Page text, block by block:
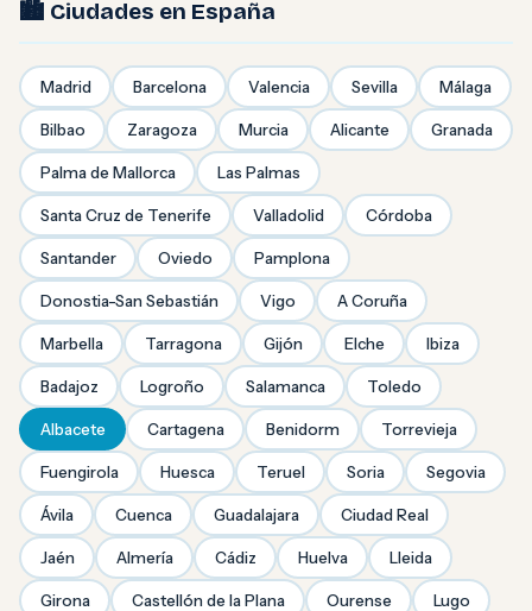
🏙️ Ciudades en España
Madrid Barcelona Valencia Sevilla Málaga
Bilbao Zaragoza Murcia Alicante Granada
Palma de Mallorca Las Palmas
Santa Cruz de Tenerife Valladolid Córdoba
Santander Oviedo Pamplona
Donostia-San Sebastián Vigo A Coruña
Marbella Tarragona Gijón Elche Ibiza
Badajoz Logroño Salamanca Toledo
Albacete Cartagena Benidorm Torrevieja
Fuengirola Huesca Teruel Soria Segovia
Ávila Cuenca Guadalajara Ciudad Real
Jaén Almería Cádiz Huelva Lleida
Girona Castellón de la Plana Ourense Lugo